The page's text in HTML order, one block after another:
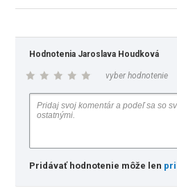
Hodnotenia Jaroslava Houdková
vyber hodnotenie
Pridávať hodnotenie môže len